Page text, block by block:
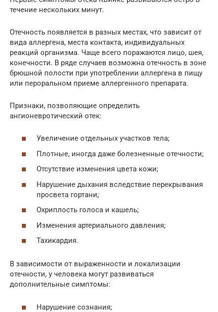
течение нескольких минут.
Отечность появляется в разных местах, что зависит от
вида аллергена, места контакта, индивидуальных
реакций организма. Чаще всего поражаются лицо, шея,
конечности. В ряде случаев возможна отечность в зоне
брюшной полости при употреблении аллергена в пищу
или пероральном приеме аллергенного препарата.
Признаки, позволяющие определить
ангионевротический отек:
Увеличение отдельных участков тела;
Плотные, иногда даже болезненные отечности;
Отсутствие изменения цвета кожи;
Нарушение дыхания вследствие перекрывания
просвета гортани;
Охриплость голоса и кашель;
Изменения артериального давления;
Тахикардия.
В зависимости от выраженности и локализации
отечности, у человека могут развиваться
дополнительные симптомы:
Нарушение сознания;